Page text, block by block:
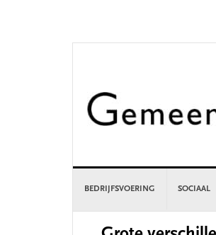
BEDRIJFSVOERING SOCIAAL